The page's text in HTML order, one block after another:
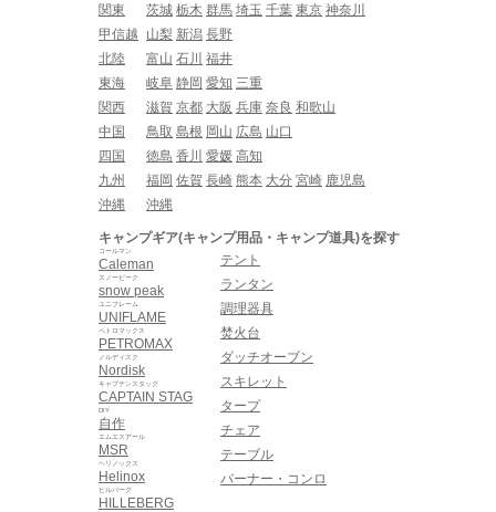
関東
茨城 栃木 群馬 埼玉 千葉 東京 神奈川
甲信越
山梨 新潟 長野
北陸
富山 石川 福井
東海
岐阜 静岡 愛知 三重
関西
滋賀 京都 大阪 兵庫 奈良 和歌山
中国
鳥取 島根 岡山 広島 山口
四国
徳島 香川 愛媛 高知
九州
福岡 佐賀 長崎 熊本 大分 宮崎 鹿児島
沖縄
沖縄
キャンプギア(キャンプ用品・キャンプ道具)を探す
Caleman
コールマン
snow peak
スノーピーク
UNIFLAME
ユニフレーム
PETROMAX
ペトロマックス
Nordisk
ノルディスク
CAPTAIN STAG
キャプテンスタッグ
自作
DIY
MSR
エムエスアール
Helinox
ヘリノックス
HILLEBERG
ヒルバーグ
テント
ランタン
調理器具
焚火台
ダッチオーブン
スキレット
タープ
チェア
テーブル
バーナー・コンロ